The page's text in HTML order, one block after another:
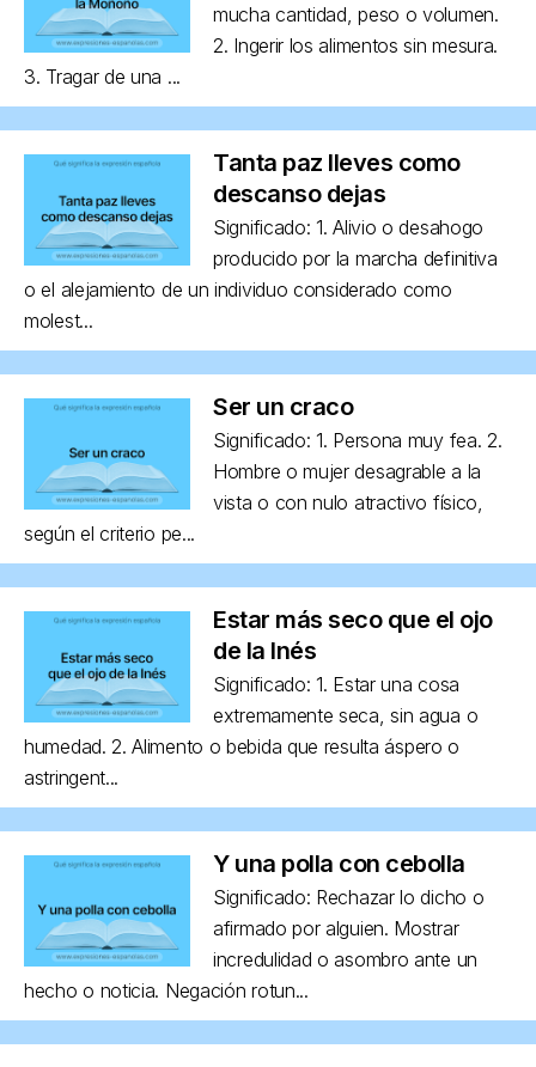
mucha cantidad, peso o volumen.
2. Ingerir los alimentos sin mesura.
3. Tragar de una ...
Tanta paz lleves como
descanso dejas
Significado: 1. Alivio o desahogo
producido por la marcha definitiva
o el alejamiento de un individuo considerado como
molest...
Ser un craco
Significado: 1. Persona muy fea. 2.
Hombre o mujer desagrable a la
vista o con nulo atractivo físico,
según el criterio pe...
Estar más seco que el ojo
de la Inés
Significado: 1. Estar una cosa
extremamente seca, sin agua o
humedad. 2. Alimento o bebida que resulta áspero o
astringent...
Y una polla con cebolla
Significado: Rechazar lo dicho o
afirmado por alguien. Mostrar
incredulidad o asombro ante un
hecho o noticia. Negación rotun...